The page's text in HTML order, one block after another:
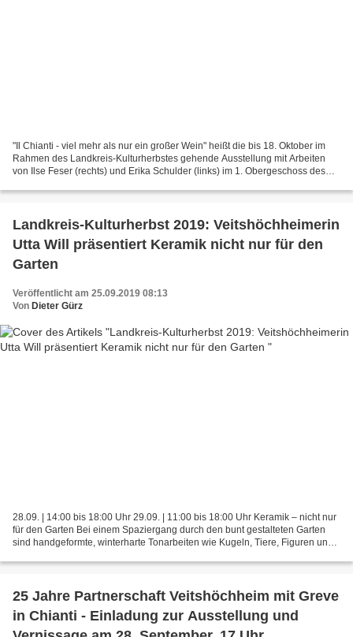
"Il Chianti - viel mehr als nur ein großer Wein" heißt die bis 18. Oktober im
Rahmen des Landkreis-Kulturherbstes gehende Ausstellung mit Arbeiten
von Ilse Feser (rechts) und Erika Schulder (links) im 1. Obergeschoss des
Landkreis-Kulturherbst 2019: Veitshöchheimerin
Utta Will präsentiert Keramik nicht nur für den
Garten
Veröffentlicht am 25.09.2019 08:13
Von Dieter Gürz
28.09. | 14:00 bis 18:00 Uhr 29.09. | 11:00 bis 18:00 Uhr Keramik – nicht nur
für den Garten Bei einem Spaziergang durch den bunt gestalteten Garten
sind handgeformte, winterharte Tonarbeiten wie Kugeln, Tiere, Figuren und
25 Jahre Partnerschaft Veitshöchheim mit Greve
in Chianti - Einladung zur Ausstellung und